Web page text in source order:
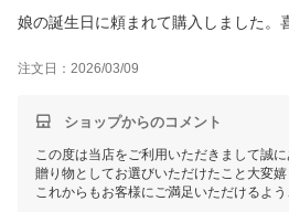
娘の誕生日に頼まれて購入しました。
注文日：2026/03/09
ショップからのコメント
この度は当店をご利用いただきまして誠
贈り物としてお選びいただけたこと大変嬉
これからもお客様にご満足いただけるよ